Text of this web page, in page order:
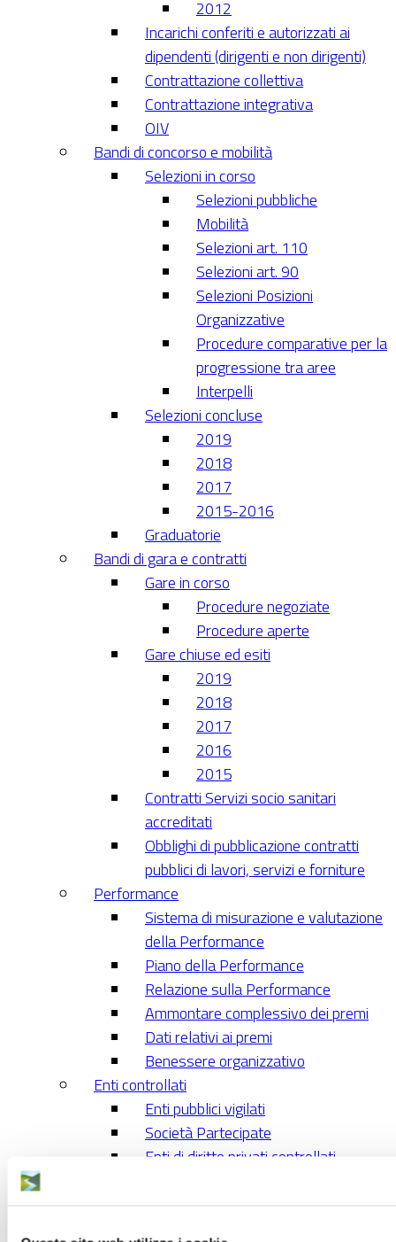
2012
Incarichi conferiti e autorizzati ai
dipendenti (dirigenti e non dirigenti)
Contrattazione collettiva
Contrattazione integrativa
OIV
Bandi di concorso e mobilità
Selezioni in corso
Selezioni pubbliche
Mobilità
Selezioni art. 110
Selezioni art. 90
Selezioni Posizioni
Organizzative
Procedure comparative per la
progressione tra aree
Interpelli
Selezioni concluse
2019
2018
2017
2015-2016
Graduatorie
Bandi di gara e contratti
Gare in corso
Procedure negoziate
Procedure aperte
Gare chiuse ed esiti
2019
2018
2017
2016
2015
Contratti Servizi socio sanitari
accreditati
Obblighi di pubblicazione contratti
pubblici di lavori, servizi e forniture
Performance
Sistema di misurazione e valutazione
della Performance
Piano della Performance
Relazione sulla Performance
Ammontare complessivo dei premi
Dati relativi ai premi
Benessere organizzativo
Enti controllati
Enti pubblici vigilati
Società Partecipate
Enti di diritto privati controllati